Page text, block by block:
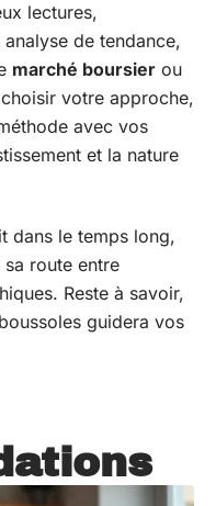
lectures,
de tendance,
marché boursier ou
votre approche,
avec vos
et la nature
dans le temps long,
route entre
Reste à savoir,
guidera vos